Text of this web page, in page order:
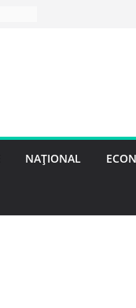
NAȚIONAL